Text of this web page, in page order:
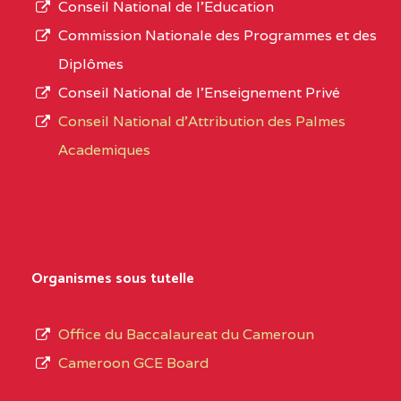
CENTRE
COLLEGE PRIVE LAIC LE
YDE
CENTRE
CENTRE
COLLEGE ONANA
L’offre
d’éducation
de
Conseil National de l’Education
Commission Nationale des Programmes et des
Diplômes
Conseil National de l’Enseignement Privé
Conseil National d'Attribution des Palmes
Academiques
Organismes sous tutelle
Office du Baccalaureat du Cameroun
Cameroon GCE Board